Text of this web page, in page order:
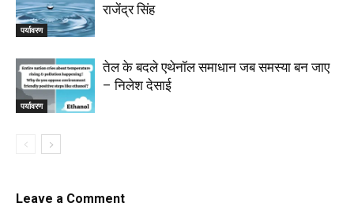
पर्यावरण
राजेंद्र सिंह
पर्यावरण
तेल के बदले एथेनॉल समाधान जब समस्या बन जाए
– निलेश देसाई
Leave a Comment